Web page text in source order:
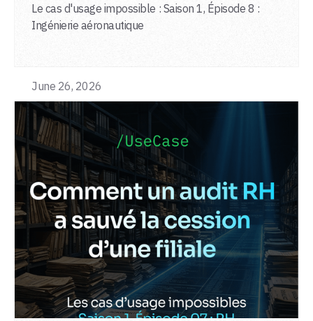
Le cas d'usage impossible : Saison 1, Épisode 8 :
Ingénierie aéronautique
June 26, 2026